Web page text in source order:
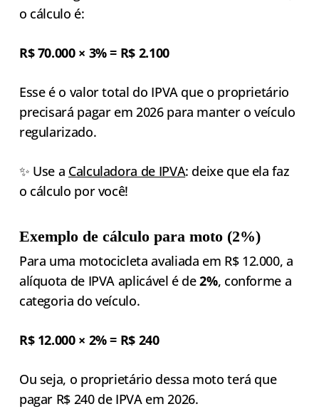
o cálculo é:
R$ 70.000 × 3% = R$ 2.100
Esse é o valor total do IPVA que o proprietário
precisará pagar em 2026 para manter o veículo
regularizado.
✨ Use a Calculadora de IPVA: deixe que ela faz
o cálculo por você!
Exemplo de cálculo para moto (2%)
Para uma motocicleta avaliada em R$ 12.000, a
alíquota de IPVA aplicável é de2%, conforme a
categoria do veículo.
R$ 12.000 × 2% = R$ 240
Ou seja, o proprietário dessa moto terá que
pagar R$ 240 de IPVA em 2026.